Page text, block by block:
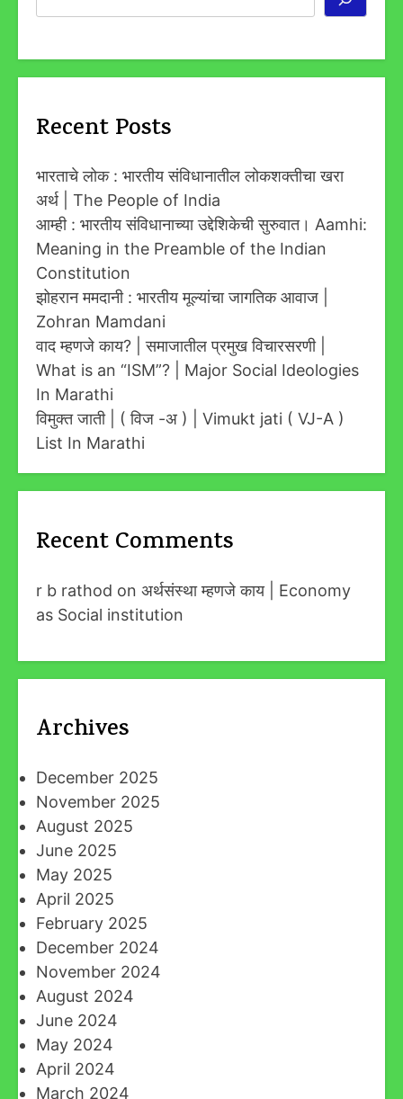
Recent Posts
भारताचे लोक : भारतीय संविधानातील लोकशक्तीचा खरा
अर्थ | The People of India
आम्ही : भारतीय संविधानाच्या उद्देशिकेची सुरुवात। Aamhi:
Meaning in the Preamble of the Indian
Constitution
झोहरान ममदानी : भारतीय मूल्यांचा जागतिक आवाज |
Zohran Mamdani
वाद म्हणजे काय? | समाजातील प्रमुख विचारसरणी |
What is an “ISM”? | Major Social Ideologies
In Marathi
विमुक्त जाती | ( विज -अ ) | Vimukt jati ( VJ-A )
List In Marathi
Recent Comments
r b rathod on अर्थसंस्था म्हणजे काय | Economy
as Social institution
Archives
December 2025
November 2025
August 2025
June 2025
May 2025
April 2025
February 2025
December 2024
November 2024
August 2024
June 2024
May 2024
April 2024
March 2024